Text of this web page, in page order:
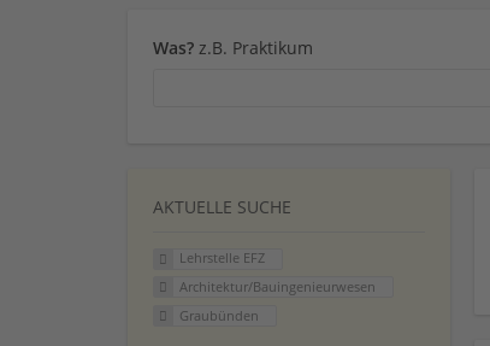
Was? z.B. Praktikum
AKTUELLE SUCHE
Lehrstelle EFZ
Architektur/Bauingenieurwesen
Graubünden